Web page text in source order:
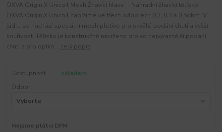
OXVA Origin X Unicoil Mesh Žhavící hlava Náhradní žhavící tělísko
OXVA Origin X Unicoil nabízíme ve třech odporech 0,2, 0,3 a 0,5ohm. V
jádru se nachází speciální mesh pletivo pro skvělé podání chuti a vyšší
kouřivost. Tělísko je konstrukčně navrženo pro co nejvýraznější podání
chuti a pro optim... celý popis
Dostupnost
skladem
Odpor
Nejsme plátci DPH